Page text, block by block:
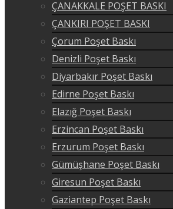
ÇANAKKALE POŞET BASKI
ÇANKIRI POŞET BASKI
Çorum Poşet Baskı
Denizli Poşet Baskı
Diyarbakır Poşet Baskı
Edirne Poşet Baskı
Elazığ Poşet Baskı
Erzincan Poşet Baskı
Erzurum Poşet Baskı
Gümüşhane Poşet Baskı
Giresun Poşet Baskı
Gaziantep Poşet Baskı